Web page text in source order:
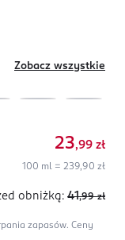
Zobacz wszystkie
23,99 zł
100 ml = 239,90 zł
obniżką: 41,99 zł
zapasów. Ceny